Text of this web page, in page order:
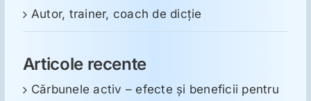
Autor, trainer, coach de dicție
Articole recente
Cărbunele activ – efecte și beneficii pentru